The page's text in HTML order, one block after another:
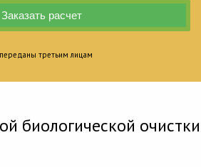
третьим лицам
биологической очистки